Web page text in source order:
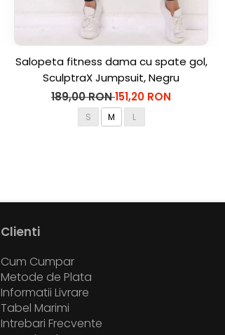
Salopeta fitness dama cu spate gol,
SculptraX Jumpsuit, Negru
189,00 RON151,20 RON
S M L
Clienti
Cum Cumpar
Metode de Plata
Informatii Livrare
Tabel Marimi
Intrebari Frecvente